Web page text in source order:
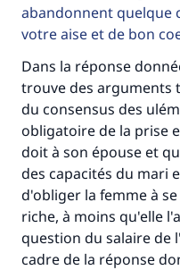
abandonnent quelque
votre aise et de bon
Dans la réponse
trouve des arguments
du consensus des
obligatoire de la prise
doit à son épouse et
des capacités du mari
d'obliger la femme à
riche, à moins qu'elle
question du salaire de
cadre de la réponse